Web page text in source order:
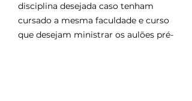
disciplina desejada caso tenham
cursado a mesma faculdade e curso
que desejam ministrar os aulões pré-